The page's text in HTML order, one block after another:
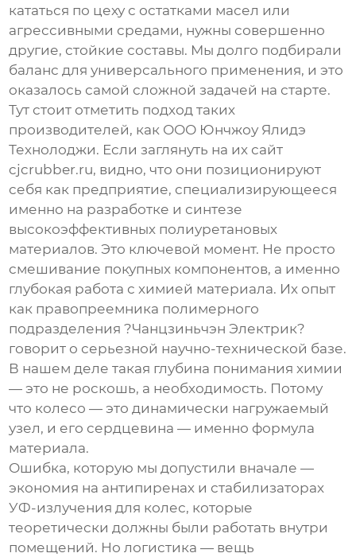
кататься по цеху с остатками масел или
агрессивными средами, нужны совершенно
другие, стойкие составы. Мы долго подбирали
баланс для универсального применения, и это
оказалось самой сложной задачей на старте.
Тут стоит отметить подход таких
производителей, как ООО Юнчжоу Ялидэ
Технолоджи. Если заглянуть на их сайт
cjcrubber.ru, видно, что они позиционируют
себя как предприятие, специализирующееся
именно на разработке и синтезе
высокоэффективных полиуретановых
материалов. Это ключевой момент. Не просто
смешивание покупных компонентов, а именно
глубокая работа с химией материала. Их опыт
как правопреемника полимерного
подразделения ?Чанцзиньчэн Электрик?
говорит о серьезной научно-технической базе.
В нашем деле такая глубина понимания химии
— это не роскошь, а необходимость. Потому
что колесо — это динамически нагружаемый
узел, и его сердцевина — именно формула
материала.
Ошибка, которую мы допустили вначале —
экономия на антипиренах и стабилизаторах
УФ-излучения для колес, которые
теоретически должны были работать внутри
помещений. Но логистика — вещь